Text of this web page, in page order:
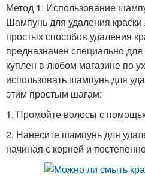
Метод 1: Использование
Шампунь для удаления
простых способов удаления
предназначен специально
куплен в любом магазине по
использовать шампунь для
этим простым шагам:
1. Промойте волосы с
2. Нанесите шампунь для
начиная с корней и